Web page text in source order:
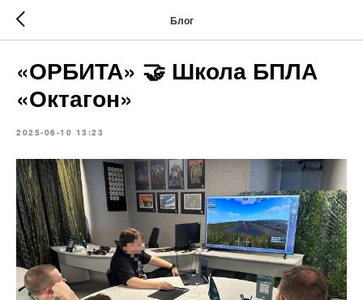
Блог
«ОРБИТА» 🤝 Школа БПЛА
«Октагон»
2025-06-10 13:23